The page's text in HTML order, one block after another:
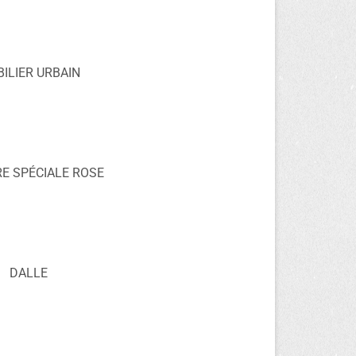
URBAIN
SPÉCIALE ROSE
DALLE